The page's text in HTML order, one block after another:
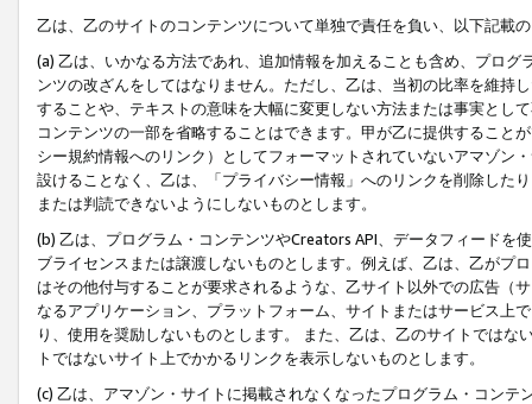
乙は、乙のサイトのコンテンツについて単独で責任を負い、以下記載
(a) 乙は、いかなる方法であれ、追加情報を加えることも含め、プロ
ンツの改ざんをしてはなりません。ただし、乙は、当初の比率を維持
することや、テキストの意味を大幅に変更しない方法または事実とし
コンテンツの一部を省略することはできます。甲が乙に提供すること
シー規約情報へのリンク）としてフォーマットされていないアマゾン
設けることなく、乙は、「プライバシー情報」へのリンクを削除した
または判読できないようにしないものとします。
(b) 乙は、プログラム・コンテンツやCreators API、データフィード
ブライセンスまたは譲渡しないものとします。例えば、乙は、乙がプ
はその他付与することが要求されるような、乙サイト以外での広告（
なるアプリケーション、プラットフォーム、サイトまたはサービス上
り、使用を奨励しないものとします。 また、乙は、乙のサイトでは
トではないサイト上でかかるリンクを表示しないものとします。
(c) 乙は、アマゾン・サイトに掲載されなくなったプログラム・コン